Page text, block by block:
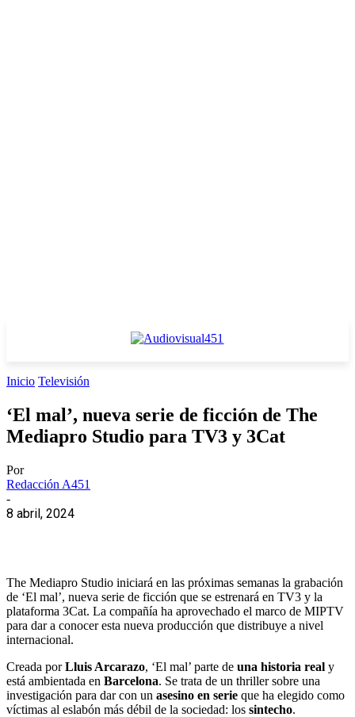
Inicio Televisión
‘El mal’, nueva serie de ficción de The
Mediapro Studio para TV3 y 3Cat
Por
Redacción A451
-
8 abril, 2024
The Mediapro Studio iniciará en las próximas semanas la grabación
de ‘El mal’, nueva serie de ficción que se estrenará en TV3 y la
plataforma 3Cat. La compañía ha aprovechado el marco de MIPTV
para dar a conocer esta nueva producción que distribuye a nivel
internacional.
Creada porLluis Arcarazo, ‘El mal’ parte de una historia real y
está ambientada en Barcelona. Se trata de un thriller sobre una
investigación para dar con un asesino en serie que ha elegido como
víctimas al eslabón más débil de la sociedad: los sintecho.